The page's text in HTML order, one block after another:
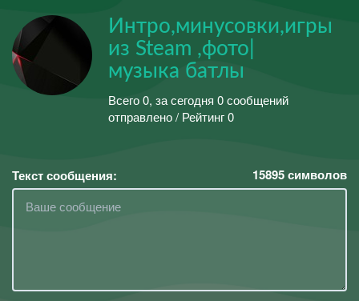
Интро,минусовки,игры
из Steam ,фото|
музыка батлы
Всего 0, за сегодня 0 сообщений
отправлено / Рейтинг 0
Текст сообщения: 15895символов